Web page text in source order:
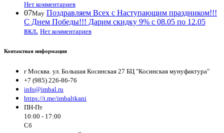
Нет комментариев
07May Поздравляем Всех с Наступающим праздником!!!
С Днем Победы!!! Дарим скидку 9% с 08.05 по 12.05
вкл. Нет комментариев
Контактная информация
г Москва. ул. Большая Косинская 27 БЦ "Косинская мунуфактура"
+7 (985) 226-86-76
info@imbal.ru
https://t.me/imbaltkani
ПН-Пт
10:00 - 17:00
Сб